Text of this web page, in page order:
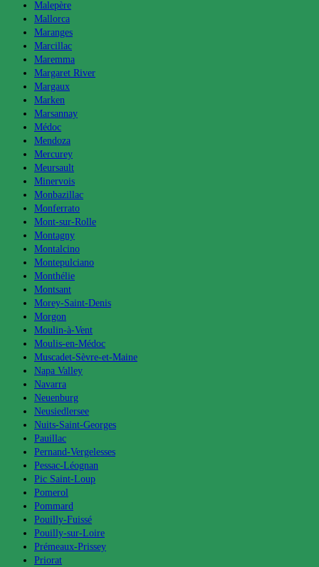
Malepère
Mallorca
Maranges
Marcillac
Maremma
Margaret River
Margaux
Marken
Marsannay
Médoc
Mendoza
Mercurey
Meursault
Minervois
Monbazillac
Monferrato
Mont-sur-Rolle
Montagny
Montalcino
Montepulciano
Monthélie
Montsant
Morey-Saint-Denis
Morgon
Moulin-à-Vent
Moulis-en-Médoc
Muscadet-Sèvre-et-Maine
Napa Valley
Navarra
Neuenburg
Neusiedlersee
Nuits-Saint-Georges
Pauillac
Pernand-Vergelesses
Pessac-Léognan
Pic Saint-Loup
Pomerol
Pommard
Pouilly-Fuissé
Pouilly-sur-Loire
Prémeaux-Prissey
Priorat